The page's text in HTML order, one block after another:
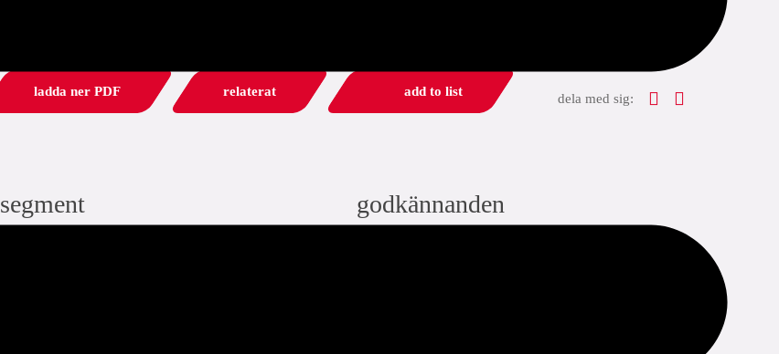
ladda ner PDF relaterat add to list dela med sig:
segment godkännanden